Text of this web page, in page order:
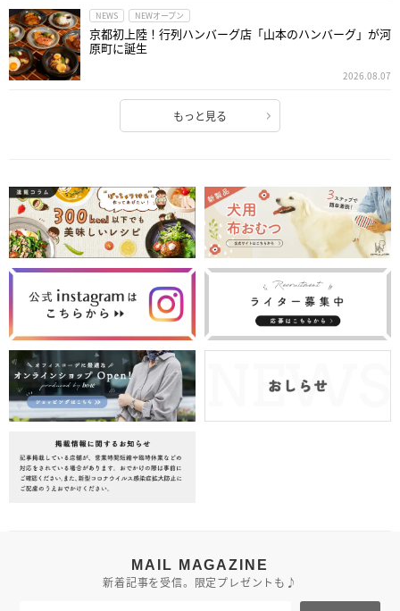
NEWS NEWオープン
京都初上陸！行列ハンバーグ店「山本のハンバーグ」が河
原町に誕生
2026.08.07
もっと見る
MAIL MAGAZINE
新着記事を受信。限定プレゼントも♪